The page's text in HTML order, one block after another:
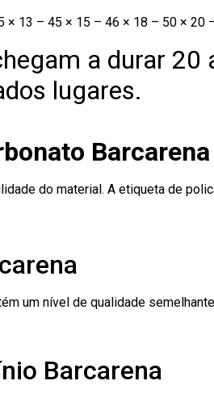
13 – 45 × 15 – 46 × 18 – 50 × 20
a durar 20
lugares.
Barcarena
do material. A etiqueta de
um nível de qualidade
Barcarena